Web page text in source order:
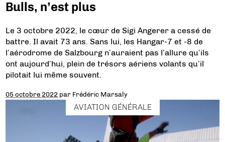
Bulls, n’est plus
Le 3 octobre 2022, le cœur de Sigi Angerer a cessé de
battre. Il avait 73 ans. Sans lui, les Hangar-7 et -8 de
l’aérodrome de Salzbourg n’auraient pas l’allure qu’ils
ont aujourd’hui, plein de trésors aériens volants qu’il
pilotait lui même souvent.
05 octobre 2022 par Frédéric Marsaly
AVIATION GÉNÉRALE